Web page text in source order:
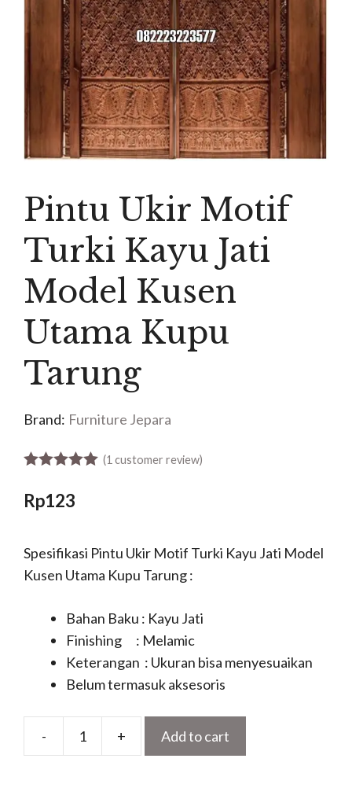
Pintu Ukir Motif
Turki Kayu Jati
Model Kusen
Utama Kupu
Tarung
Brand: Furniture Jepara
(1 customer review)
Rp123
Spesifikasi Pintu Ukir Motif Turki Kayu Jati Model
Kusen Utama Kupu Tarung :
Bahan Baku : Kayu Jati
Finishing : Melamic
Keterangan : Ukuran bisa menyesuaikan
Belum termasuk aksesoris
-
Pintu
+ Add to cart